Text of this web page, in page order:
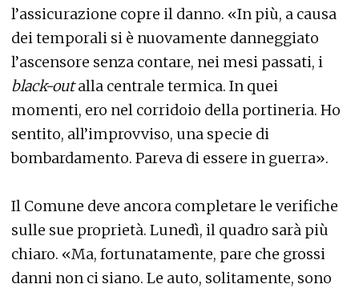
l’assicurazione copre il danno. «In più, a causa
dei temporali si è nuovamente danneggiato
l’ascensore senza contare, nei mesi passati, i
black-outalla centrale termica. In quei
momenti, ero nel corridoio della portineria. Ho
sentito, all’improvviso, una specie di
bombardamento. Pareva di essere in guerra».
Il Comune deve ancora completare le verifiche
sulle sue proprietà. Lunedì, il quadro sarà più
chiaro. «Ma, fortunatamente, pare che grossi
danni non ci siano. Le auto, solitamente, sono